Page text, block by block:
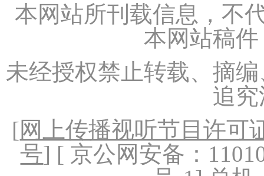
本网站所刊载信息，不
本网站稿
未经授权禁止转载、摘
追
[网上传播视听节目许可
号] [ 京公网安备：